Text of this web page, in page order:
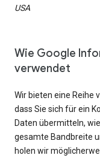
USA
Wie Google
verwendet
Wir bieten eine Reihe
dass Sie sich für ein
Daten übermitteln,
gesamte Bandbreite
holen wir